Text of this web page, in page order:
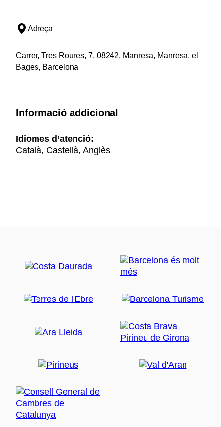
Adreça
Carrer, Tres Roures, 7, 08242, Manresa, Manresa, el
Bages, Barcelona
Informació addicional
Idiomes d’atenció:
Català, Castellà, Anglès